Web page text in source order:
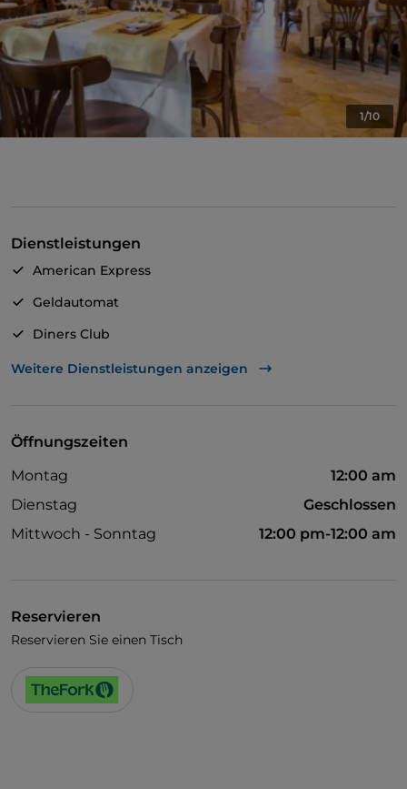
1/10
Dienstleistungen
American Express
Geldautomat
Diners Club
Mastercard
WLAN
Weitere Dienstleistungen anzeigen
Öffnungszeiten
Montag
12:00 am
Dienstag
Geschlossen
Mittwoch - Sonntag
12:00 pm-12:00 am
Reservieren
Reservieren Sie einen Tisch